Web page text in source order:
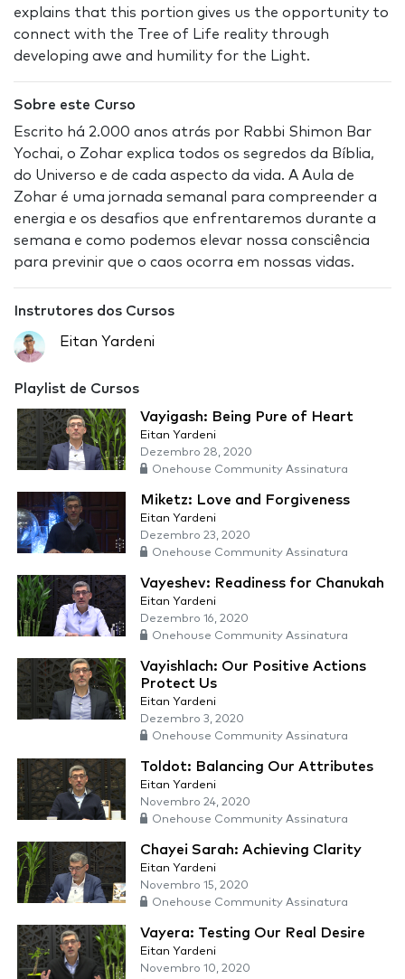
explains that this portion gives us the opportunity to
connect with the Tree of Life reality through
developing awe and humility for the Light.
Sobre este Curso
Escrito há 2.000 anos atrás por Rabbi Shimon Bar
Yochai, o Zohar explica todos os segredos da Bíblia,
do Universo e de cada aspecto da vida. A Aula de
Zohar é uma jornada semanal para compreender a
energia e os desafios que enfrentaremos durante a
semana e como podemos elevar nossa consciência
para previnir que o caos ocorra em nossas vidas.
Instrutores dos Cursos
Eitan Yardeni
Playlist de Cursos
Vayigash: Being Pure of Heart
Eitan Yardeni
Dezembro 28, 2020
Onehouse Community Assinatura
Miketz: Love and Forgiveness
Eitan Yardeni
Dezembro 23, 2020
Onehouse Community Assinatura
Vayeshev: Readiness for Chanukah
Eitan Yardeni
Dezembro 16, 2020
Onehouse Community Assinatura
Vayishlach: Our Positive Actions
Protect Us
Eitan Yardeni
Dezembro 3, 2020
Onehouse Community Assinatura
Toldot: Balancing Our Attributes
Eitan Yardeni
Novembro 24, 2020
Onehouse Community Assinatura
Chayei Sarah: Achieving Clarity
Eitan Yardeni
Novembro 15, 2020
Onehouse Community Assinatura
Vayera: Testing Our Real Desire
Eitan Yardeni
Novembro 10, 2020